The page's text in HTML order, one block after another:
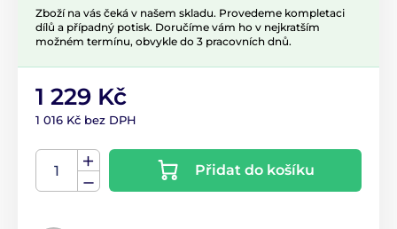
Zboží na vás čeká v našem skladu. Provedeme kompletaci
dílů a případný potisk. Doručíme vám ho v nejkratším
možném termínu, obvykle do 3 pracovních dnů.
1 229 Kč
1 016 Kč bez DPH
Přidat do košíku